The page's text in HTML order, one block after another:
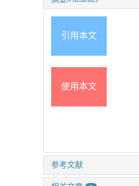
引用本文
使用本文
参考文献